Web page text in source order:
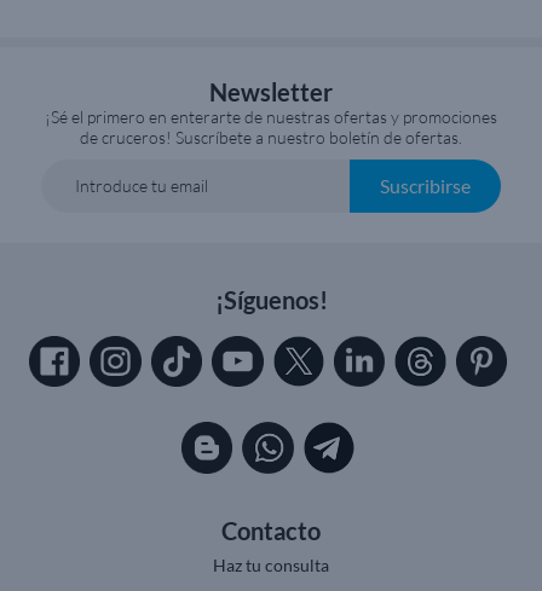
Newsletter
¡Sé el primero en enterarte de nuestras ofertas y promociones
de cruceros! Suscríbete a nuestro boletín de ofertas.
Introduce tu email Suscribirse
¡Síguenos!
Contacto
Haz tu consulta